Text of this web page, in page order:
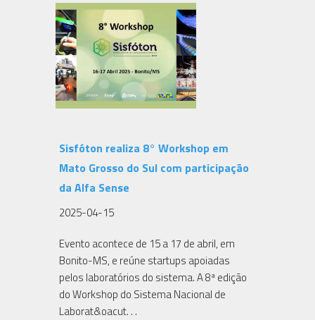
Sisfóton realiza 8° Workshop em
Mato Grosso do Sul com participação
da Alfa Sense
2025-04-15
Evento acontece de 15 a 17 de abril, em
Bonito-MS, e reúne startups apoiadas
pelos laboratórios do sistema. A 8ª edição
do Workshop do Sistema Nacional de
Laborat&oacut. . .